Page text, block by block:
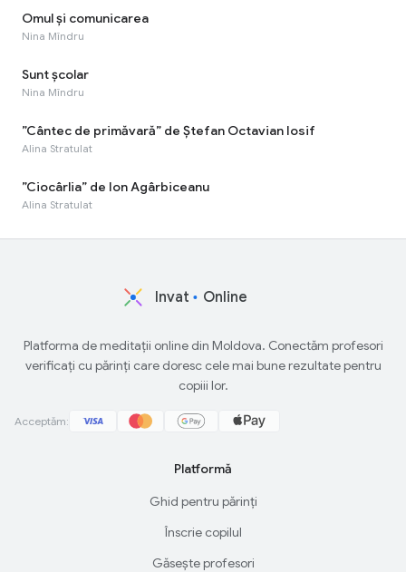
Omul şi comunicarea
Nina Mîndru
Sunt școlar
Nina Mîndru
”Cântec de primăvară” de Ștefan Octavian Iosif
Alina Stratulat
”Ciocârlia” de Ion Agârbiceanu
Alina Stratulat
Invat Online
Platforma de meditații online din Moldova. Conectăm profesori
verificați cu părinți care doresc cele mai bune rezultate pentru
copiii lor.
Acceptăm:
Platformă
Ghid pentru părinți
Înscrie copilul
Găsește profesori